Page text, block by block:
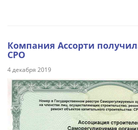
Компания Ассорти
СРО
4 декабря 2019